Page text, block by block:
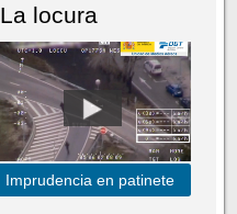
La locura
Imprudencia en patinete